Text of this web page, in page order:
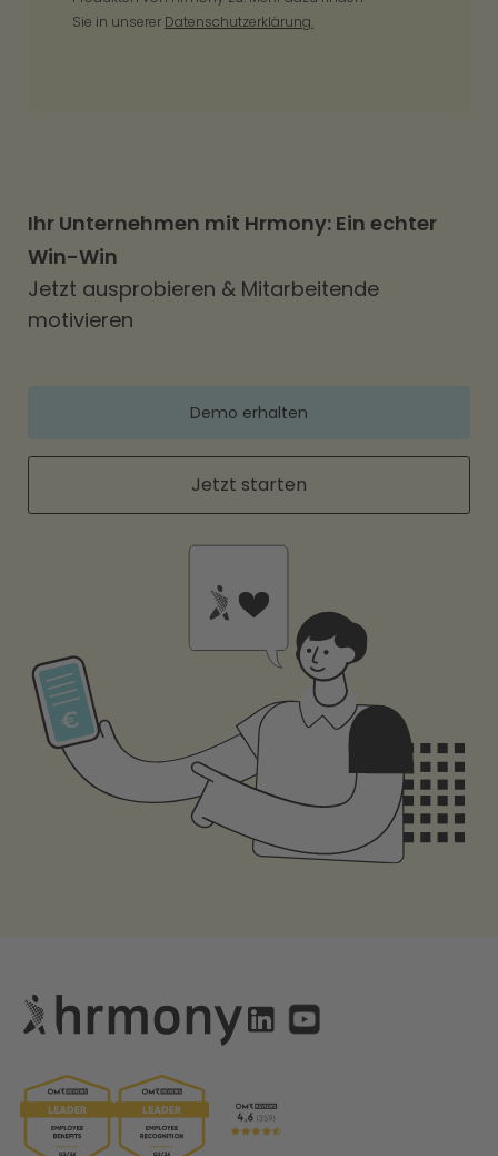
Sie in unserer Datenschutzerklärung.
Ihr Unternehmen mit Hrmony: Ein echter
Win-Win
Jetzt ausprobieren & Mitarbeitende
motivieren
Demo erhalten
Jetzt starten